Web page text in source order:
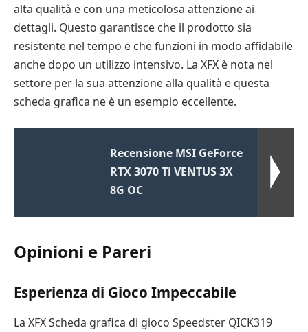
alta qualità e con una meticolosa attenzione ai
dettagli. Questo garantisce che il prodotto sia
resistente nel tempo e che funzioni in modo affidabile
anche dopo un utilizzo intensivo. La XFX è nota nel
settore per la sua attenzione alla qualità e questa
scheda grafica ne è un esempio eccellente.
Recensione MSI GeForce
RTX 3070 Ti VENTUS 3X
8G OC
Opinioni e Pareri
Esperienza di Gioco Impeccabile
La XFX Scheda grafica di gioco Speedster QICK319